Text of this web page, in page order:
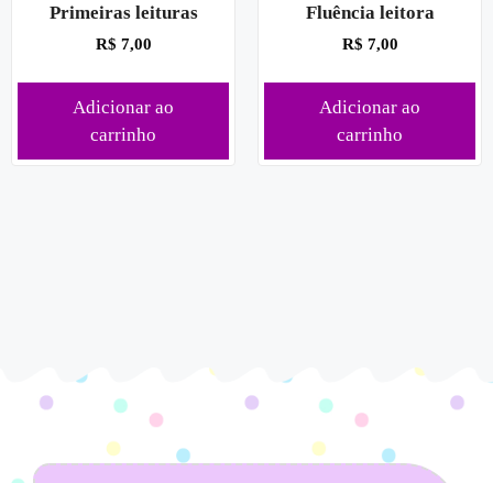
Primeiras leituras
R$ 7,00
Adicionar ao
carrinho
Fluência leitora
R$ 7,00
Adicionar ao
carrinho